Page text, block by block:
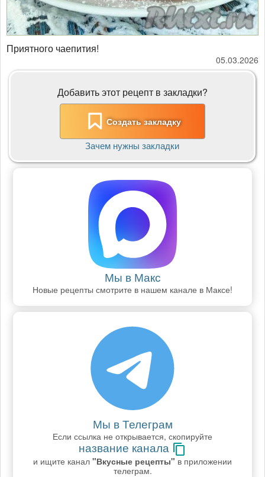
​​​​​​​Приятного чаепития!
05.03.2026
Добавить этот рецепт в закладки?
Создать закладку
Зачем нужны закладки
Мы в Макс
Новые рецепты смотрите в нашем канале в Максе!
Мы в Телеграм
Если ссылка не открывается, скопируйте
название канала
и ищите канал "Вкусные рецепты" в приложении
телеграм.